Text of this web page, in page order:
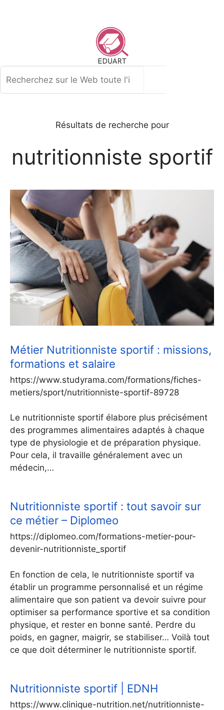
Résultats de recherche pour
nutritionniste sportif
Métier Nutritionniste sportif : missions,
formations et salaire
https://www.studyrama.com/formations/fiches-
metiers/sport/nutritionniste-sportif-89728
Le nutritionniste sportif élabore plus précisément
des programmes alimentaires adaptés à chaque
type de physiologie et de préparation physique.
Pour cela, il travaille généralement avec un
médecin,…
Nutritionniste sportif : tout savoir sur
ce métier – Diplomeo
https://diplomeo.com/formations-metier-pour-
devenir-nutritionniste_sportif
En fonction de cela, le nutritionniste sportif va
établir un programme personnalisé et un régime
alimentaire que son patient va devoir suivre pour
optimiser sa performance sportive et sa condition
physique, et rester en bonne santé. Perdre du
poids, en gagner, maigrir, se stabiliser… Voilà tout
ce que doit déterminer le nutritionniste sportif.
Nutritionniste sportif | EDNH
https://www.clinique-nutrition.net/nutritionniste-